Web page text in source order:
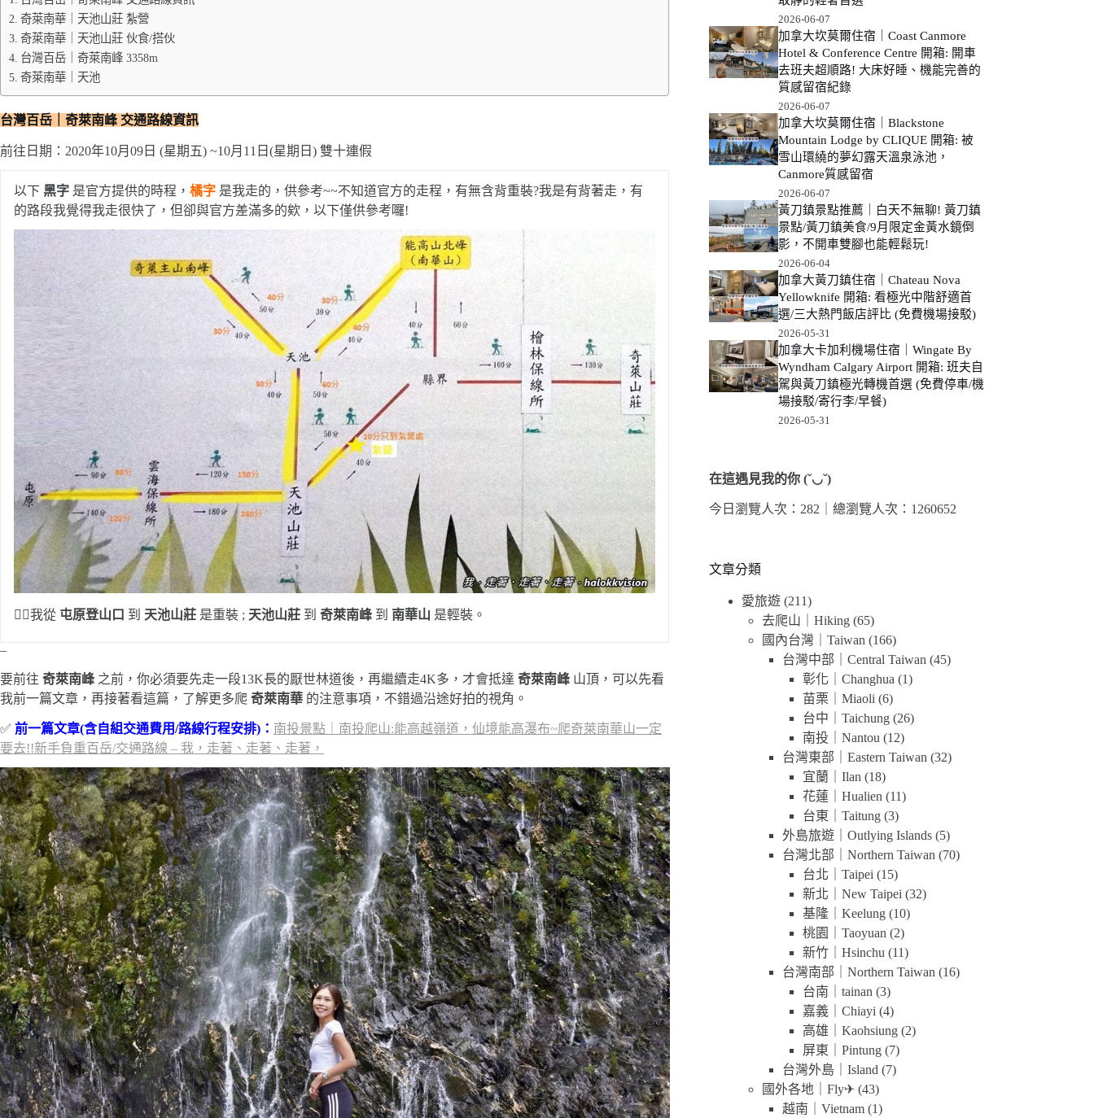
奇萊南華｜天池山莊 紮營
奇萊南華｜天池山莊 伙食/搭伙
台灣百岳｜奇萊南峰 3358m
奇萊南華｜天池
台灣百岳｜奇萊南峰 交通路線資訊
前往日期：2020年10月09日 (星期五) ~10月11日(星期日) 雙十連假
以下 黑字 是官方提供的時程， 橘字 是我走的，供參考~~不知道官方的走程，有無含背重裝?我是有背著走，有
的路段我覺得我走很快了，但卻與官方差滿多的欸，以下僅供參考囉!
🙋‍♀️我從 屯原登山口 到 天池山莊 是重裝 ; 天池山莊 到 奇萊南峰到 南華山 是輕裝。
–
要前往 奇萊南峰之前，你必須要先走一段13K長的厭世林道後，再繼續走4K多，才會抵達 奇萊南峰山頂，可以先看
我前一篇文章，再接著看這篇，了解更多爬 奇萊南華 的注意事項，不錯過沿途好拍的視角。
✅ 前一篇文章(含自組交通費用/路線行程安排)： 南投景點｜南投爬山:能高越嶺道，仙境能高瀑布~爬奇萊南華山一定
要去!!新手負重百岳/交通路線 – 我，走著、走著、走著，
2026-06-07
加拿大坎莫爾住宿｜Coast Canmore
Hotel & Conference Centre 開箱: 開車
去班夫超順路! 大床好睡、機能完善的
質感留宿紀錄
2026-06-07
加拿大坎莫爾住宿｜Blackstone
Mountain Lodge by CLIQUE 開箱: 被
雪山環繞的夢幻露天溫泉泳池，
Canmore質感留宿
2026-06-07
黃刀鎮景點推薦｜白天不無聊! 黃刀鎮
景點/黃刀鎮美食/9月限定金黃水鏡倒
影，不開車雙腳也能輕鬆玩!
2026-06-04
加拿大黃刀鎮住宿｜Chateau Nova
Yellowknife 開箱: 看極光中階舒適首
選/三大熱門飯店評比 (免費機場接駁)
2026-05-31
加拿大卡加利機場住宿｜Wingate By
Wyndham Calgary Airport 開箱: 班夫自
駕與黃刀鎮極光轉機首選 (免費停車/機
場接駁/寄行李/早餐)
2026-05-31
在這遇見我的你 (˘◡˘)
今日瀏覽人次：282｜ 總瀏覽人次：1260652
文章分類
愛旅遊(211)
去爬山｜Hiking(65)
國內台灣｜Taiwan (166)
台灣中部｜Central Taiwan (45)
彰化｜Changhua (1)
苗栗｜Miaoli (6)
台中｜Taichung(26)
南投｜Nantou (12)
台灣東部｜Eastern Taiwan (32)
宜蘭｜Ilan (18)
花蓮｜Hualien (11)
台東｜Taitung(3)
外島旅遊｜Outlying Islands(5)
台灣北部｜Northern Taiwan (70)
台北｜Taipei (15)
新北｜New Taipei (32)
基隆｜Keelung(10)
桃園｜Taoyuan (2)
新竹｜Hsinchu (11)
台灣南部｜Northern Taiwan (16)
台南｜tainan (3)
嘉義｜Chiayi (4)
高雄｜Kaohsiung(2)
屏東｜Pintung(7)
台灣外島｜Island (7)
國外各地｜Fly✈(43)
越南｜Vietnam(1)